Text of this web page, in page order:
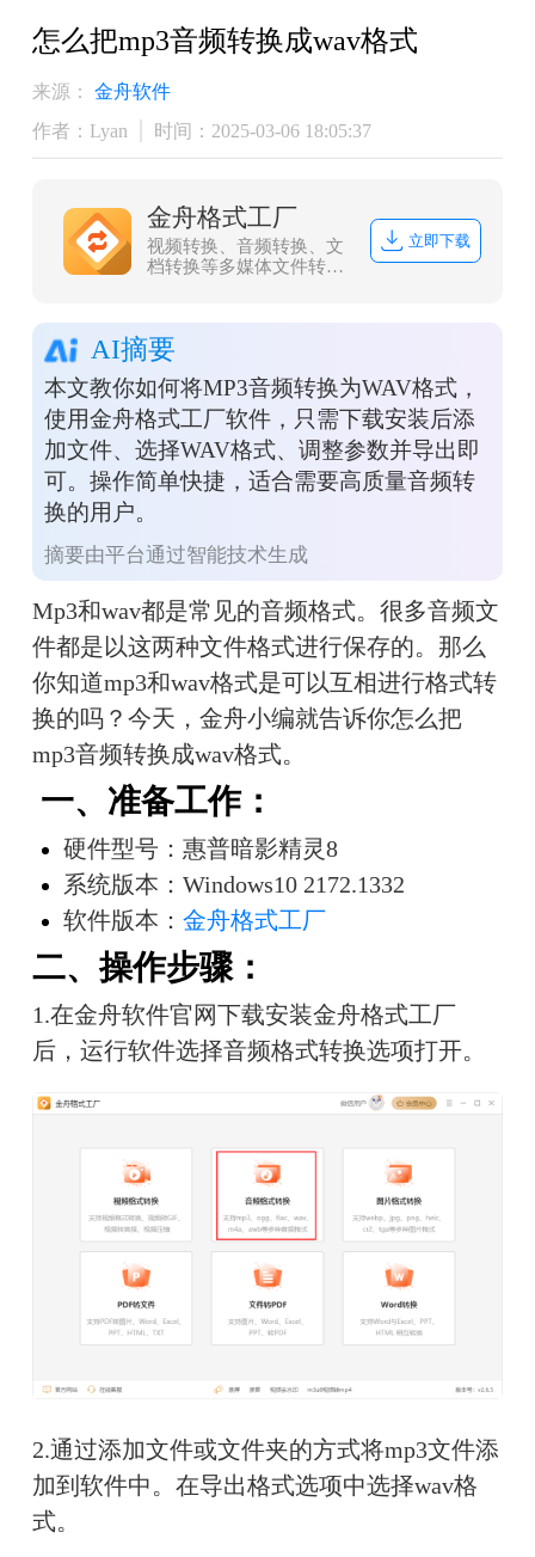
怎么把mp3音频转换成wav格式
来源：
金舟软件
作者：Lyan
时间：2025-03-06 18:05:37
金舟格式工厂
视频转换、音频转换、文
档转换等多媒体文件转
立即下载
AI摘要
本文教你如何将MP3音频转换为WAV格式，
使用金舟格式工厂软件，只需下载安装后添
加文件、选择WAV格式、调整参数并导出即
可。操作简单快捷，适合需要高质量音频转
换的用户。
摘要由平台通过智能技术生成
Mp3和wav都是常见的音频格式。很多音频文
件都是以这两种文件格式进行保存的。那么
你知道mp3和wav格式是可以互相进行格式转
换的吗？今天，金舟小编就告诉你怎么把
mp3音频转换成wav格式。
一、准备工作：
硬件型号：惠普暗影精灵8
系统版本：Windows10 2172.1332
软件版本：金舟格式工厂
二、操作步骤：
1.在金舟软件官网下载安装金舟格式工厂
后，运行软件选择音频格式转换选项打开。
2.通过添加文件或文件夹的方式将mp3文件添
加到软件中。在导出格式选项中选择wav格
式。